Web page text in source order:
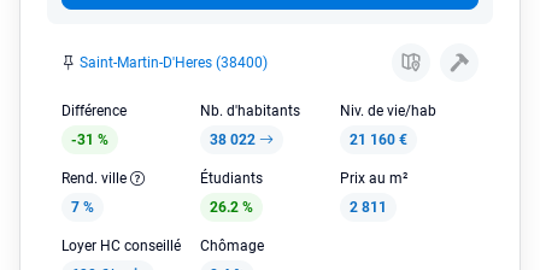
Saint-Martin-D'Heres (38400)
Différence
-31 %
Nb. d'habitants
38 022
Niv. de vie/hab
21 160 €
Rend. ville
7 %
Étudiants
26.2 %
Prix au m²
2 811
Loyer HC conseillé
Chômage